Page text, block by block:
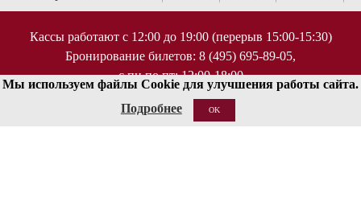
Кассы работают с 12:00 до 19:00 (перерыв 15:00-15:30)
Бронирование билетов: 8 (495) 695-89-05,
с пн по пт; 12:00-18:00
Справки по билетам: 8 (495) 629-91-68
КОНТАКТЫ
Мы используем файлы Cookie для улучшения работы сайта.
Подробнее
OK